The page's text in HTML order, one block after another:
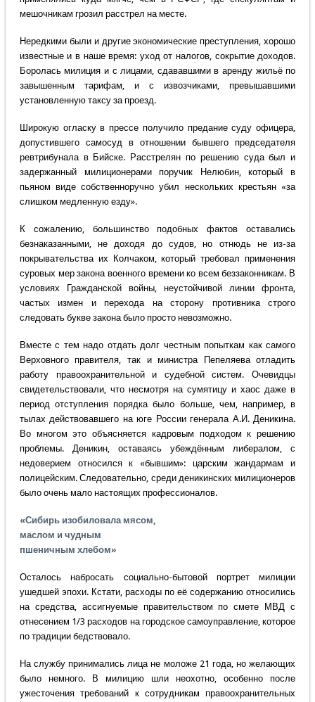
мешочникам грозил расстрел на месте.
Нередкими были и другие экономические преступления, хорошо
известные и в наше время: уход от налогов, сокрытие доходов.
Боролась милиция и с лицами, сдававшими в аренду жильё по
завышенным тарифам, и с извозчиками, превышавшими
установленную таксу за проезд.
Широкую огласку в прессе получило предание суду офицера,
допустившего самосуд в отношении бывшего председателя
ревтрибунала в Бийске. Расстрелян по решению суда был и
задержанный милиционерами поручик Нелюбин, который в
пьяном виде собственноручно убил нескольких крестьян «за
слишком медленную езду».
К сожалению, большинство подобных фактов оставались
безнаказанными, не доходя до судов, но отнюдь не из-за
покрывательства их Колчаком, который требовал применения
суровых мер закона военного времени ко всем беззаконникам. В
условиях Гражданской войны, неустойчивой линии фронта,
частых измен и перехода на сторону противника строго
следовать букве закона было просто невозможно.
Вместе с тем надо отдать долг честным попыткам как самого
Верховного правителя, так и министра Пепеляева отладить
работу правоохранительной и судебной систем. Очевидцы
свидетельствовали, что несмотря на сумятицу и хаос даже в
период отступления порядка было больше, чем, например, в
тылах действовавшего на юге России генерала А.И. Деникина.
Во многом это объясняется кадровым подходом к решению
проблемы. Деникин, оставаясь убеждённым либералом, с
недоверием относился к «бывшим»: царским жандармам и
полицейским. Следовательно, среди деникинских милиционеров
было очень мало настоящих профессионалов.
«Сибирь изобиловала мясом,
маслом и чудным
пшеничным хлебом»
Осталось набросать социально-бытовой портрет милиции
ушедшей эпохи. Кстати, расходы по её содержанию относились
на средства, ассигнуемые правительством по смете МВД с
отнесением 1/3 расходов на городское самоуправление, которое
по традиции бедствовало.
На службу принимались лица не моложе 21 года, но желающих
было немного. В милицию шли неохотно, особенно после
ужесточения требований к сотрудникам правоохранительных